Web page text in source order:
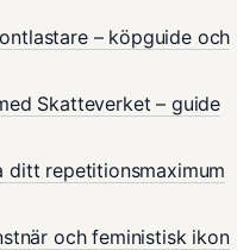
– köpguide och
Skatteverket – guide
ditt repetitionsmaximum
och feministisk ikon